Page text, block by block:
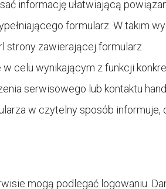
informację ułatwiającą
formularz. W takim
strony zawierającej formularz.
celu wynikającym z funkcji
serwisowego lub kontaktu
w czytelny sposób informuje,
mogą podlegać logowaniu.